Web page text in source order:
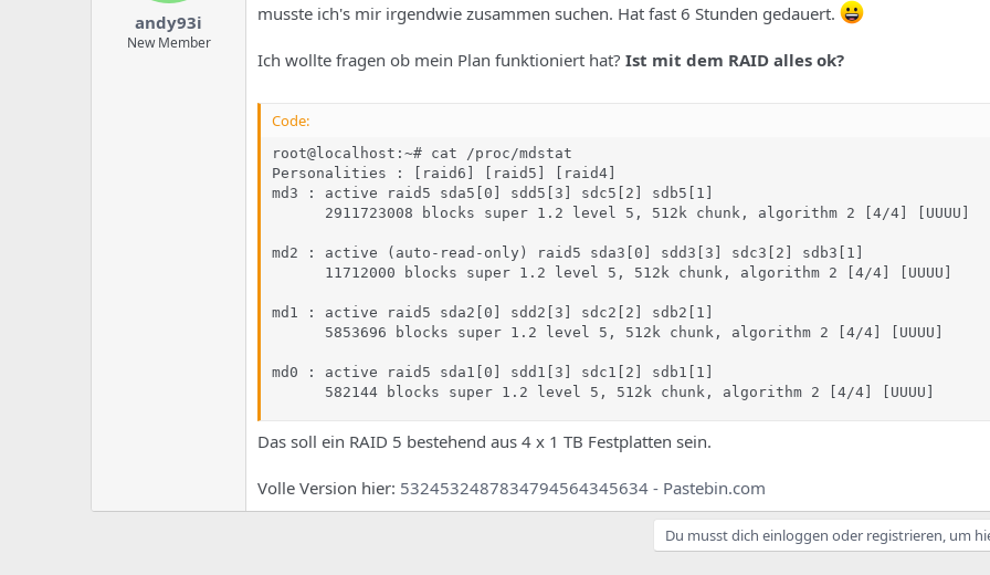
andy93i
New Member
musste ich's mir irgendwie zusammen suchen. Hat fast 6 Stunden gedauert.
Ich wollte fragen ob mein Plan funktioniert hat? Ist mit dem RAID alles ok?
Code:
root@localhost:~# cat /proc/mdstat
Personalities : [raid6] [raid5] [raid4]
md3 : active raid5 sda5[0] sdd5[3] sdc5[2] sdb5[1]
      2911723008 blocks super 1.2 level 5, 512k chunk, algorithm 2 [4/4] [UUUU]
md2 : active (auto-read-only) raid5 sda3[0] sdd3[3] sdc3[2] sdb3[1]
      11712000 blocks super 1.2 level 5, 512k chunk, algorithm 2 [4/4] [UUUU]
md1 : active raid5 sda2[0] sdd2[3] sdc2[2] sdb2[1]
      5853696 blocks super 1.2 level 5, 512k chunk, algorithm 2 [4/4] [UUUU]
md0 : active raid5 sda1[0] sdd1[3] sdc1[2] sdb1[1]
      582144 blocks super 1.2 level 5, 512k chunk, algorithm 2 [4/4] [UUUU]
Das soll ein RAID 5 bestehend aus 4 x 1 TB Festplatten sein.
Volle Version hier: 5324532487834794564345634 - Pastebin.com
Du musst dich einloggen oder registrieren, um